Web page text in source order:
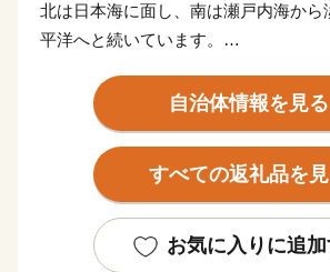
北は日本海に面し、南は瀬戸内海から
平洋へと続いています。
域で構成されており、多様な気候と風
浴やスキー、温泉などの多彩なレジャ
から、「日本の縮図」といわれていま
風土、産業などの違いから、摂津（神
ことができます。
自治体情報を見る
すべての返礼品を
お気に入りに追